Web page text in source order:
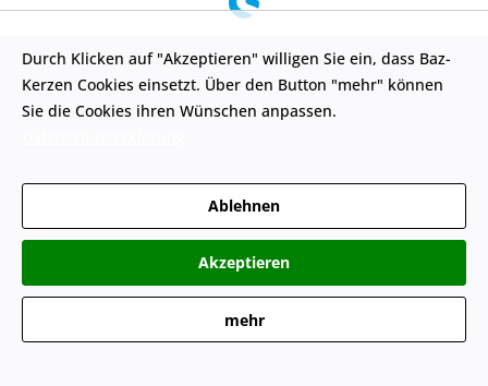
Durch Klicken auf "Akzeptieren" willigen Sie ein, dass Baz-
Kerzen Cookies einsetzt. Über den Button "mehr" können
Sie die Cookies ihren Wünschen anpassen.
Ablehnen
Akzeptieren
mehr